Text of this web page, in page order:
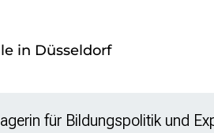
in Düsseldorf
für Bildungspolitik und